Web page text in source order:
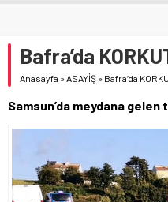
Bafra’da
Anasayfa »ASAYİŞ » Bafra’da
Samsun’da meydana gelen